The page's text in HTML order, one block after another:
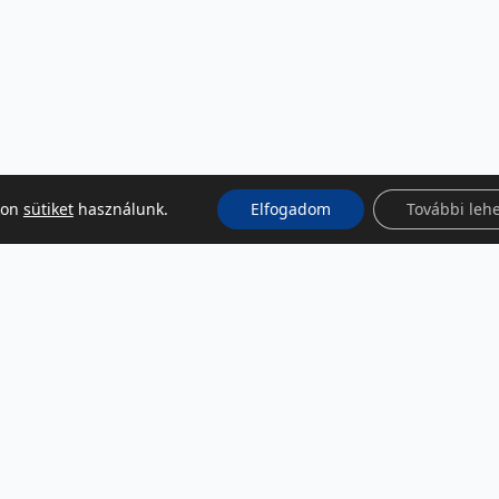
sütikethasználunk. Elfogadom További